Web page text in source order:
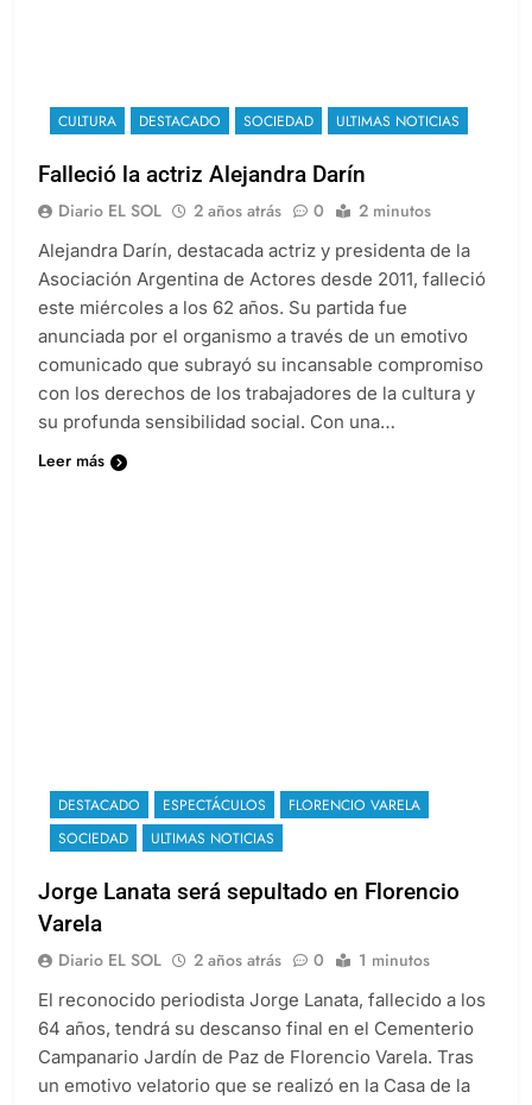
CULTURA DESTACADO SOCIEDAD ULTIMAS NOTICIAS
Falleció la actriz Alejandra Darín
Diario EL SOL 2 años atrás 0 2 minutos
Alejandra Darín, destacada actriz y presidenta de la
Asociación Argentina de Actores desde 2011, falleció
este miércoles a los 62 años. Su partida fue
anunciada por el organismo a través de un emotivo
comunicado que subrayó su incansable compromiso
con los derechos de los trabajadores de la cultura y
su profunda sensibilidad social. Con una…
Leer más
DESTACADO ESPECTÁCULOS
FLORENCIO VARELA
SOCIEDAD
ULTIMAS NOTICIAS
Jorge Lanata será sepultado en Florencio
Varela
Diario EL SOL 2 años atrás 0 1 minutos
El reconocido periodista Jorge Lanata, fallecido a los
64 años, tendrá su descanso final en el Cementerio
Campanario Jardín de Paz de Florencio Varela. Tras
un emotivo velatorio que se realizó en la Casa de la